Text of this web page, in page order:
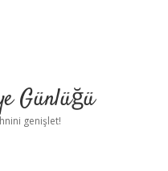
Günlüğü
genişlet!